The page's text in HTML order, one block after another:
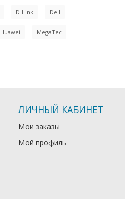
D-Link Dell
Huawei MegaTec
ЛИЧНЫЙ КАБИНЕТ
Мои заказы
Мой профиль